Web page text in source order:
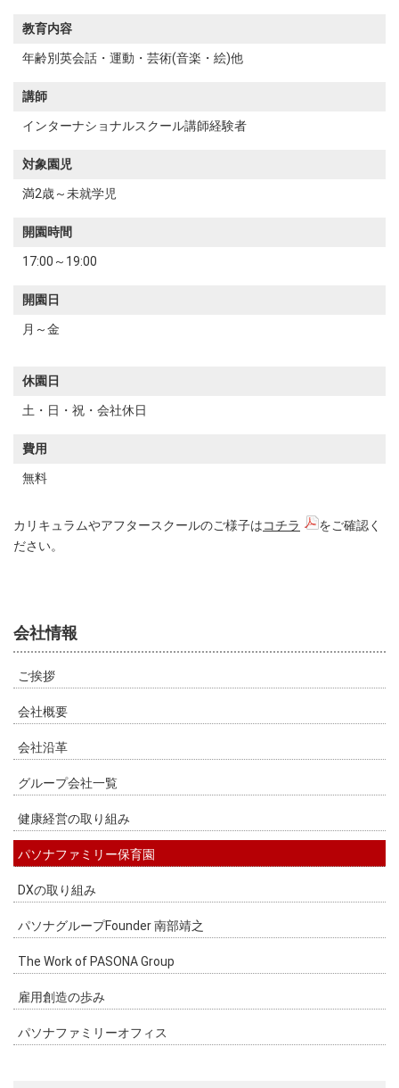
教育内容
年齢別英会話・運動・芸術(音楽・絵)他
講師
インターナショナルスクール講師経験者
対象園児
満2歳～未就学児
開園時間
17:00～19:00
開園日
月～金
休園日
土・日・祝・会社休日
費用
無料
カリキュラムやアフタースクールのご様子はコチラ
をご確認く
ださい。
会社情報
ご挨拶
会社概要
会社沿革
グループ会社一覧
健康経営の取り組み
パソナファミリー保育園
DXの取り組み
パソナグループFounder 南部靖之
The Work of PASONA Group
雇用創造の歩み
パソナファミリーオフィス